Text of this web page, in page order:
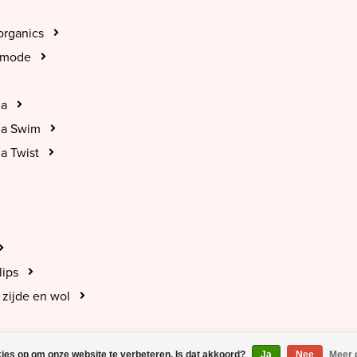
Swim
Twist
zijde en wol
op om onze website te verbeteren. Is dat akkoord? Ja Nee Meer